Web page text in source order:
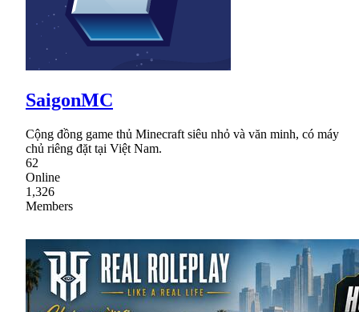
SaigonMC
Cộng đồng game thủ Minecraft siêu nhỏ và văn minh, có máy
chủ riêng đặt tại Việt Nam.
62
Online
1,326
Members